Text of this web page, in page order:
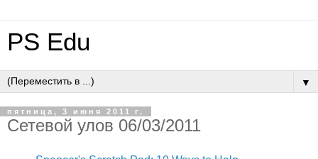
PS Edu
▼
пятница, 3 июня 2011 г.
Сетевой улов 06/03/2011